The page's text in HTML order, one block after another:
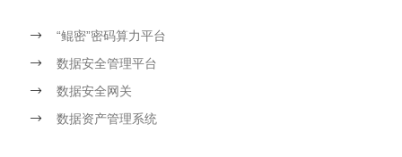
“鲲密”密码算力平台
数据安全管理平台
数据安全网关
数据资产管理系统